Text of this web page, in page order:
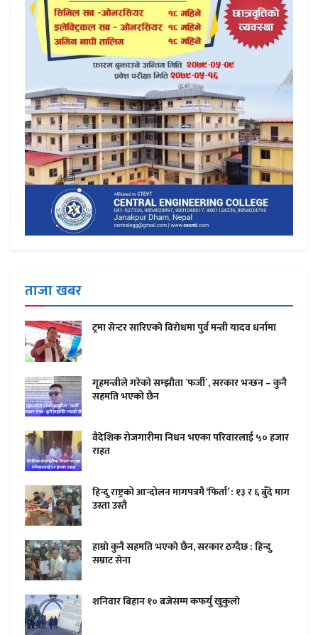
ताजा खबर
ट्रमा सेन्टर सारिएकाे विराेधमा पुर्व मन्त्री यादव धर्नामा
गृहमन्त्रीले गरेको सम्झौता `फर्जी´, सरकार भन्छन – कुनै
सहमति भएको छैन
वैदेशिक रोजगारीमा निधन भएका परिवारलाई ५० हजार
राहत
हिन्दु राष्ट्रको आन्दोलन मागपत्रमै ‘फिर्ता’ : १३ र ६ बुँदे माग
उस्ता उस्तै
हाम्राे कुनै सहमति भएकाे छैन, सरकार ठग्दैछ : हिन्दु
सम्राट सेना
शनिवार बिहान १० बजेसम्म कफर्यु खुकुलाे